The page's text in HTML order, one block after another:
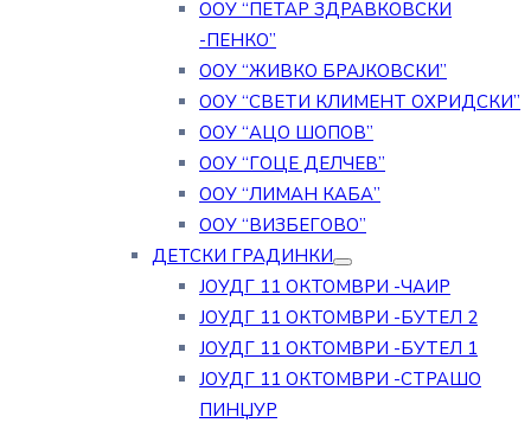
ООУ “ПЕТАР ЗДРАВКОВСКИ
-ПЕНКО”
ООУ “ЖИВКО БРАЈКОВСКИ”
ООУ “СВЕТИ КЛИМЕНТ ОХРИДСКИ”
ООУ “АЦО ШОПОВ”
ООУ “ГОЦЕ ДЕЛЧЕВ”
ООУ “ЛИМАН КАБА”
ООУ “ВИЗБЕГОВО”
ДЕТСКИ ГРАДИНКИ
ЈОУДГ 11 ОКТОМВРИ -ЧАИР
ЈОУДГ 11 ОКТОМВРИ -БУТЕЛ 2
ЈОУДГ 11 ОКТОМВРИ -БУТЕЛ 1
ЈОУДГ 11 ОКТОМВРИ -СТРАШО
ПИНЏУР